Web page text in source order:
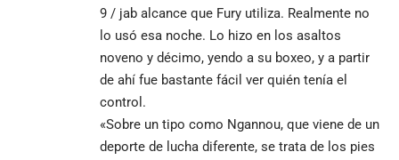
9 / jab alcance que Fury utiliza. Realmente no
lo usó esa noche. Lo hizo en los asaltos
noveno y décimo, yendo a su boxeo, y a partir
de ahí fue bastante fácil ver quién tenía el
control.
«Sobre un tipo como Ngannou, que viene de un
deporte de lucha diferente, se trata de los pies